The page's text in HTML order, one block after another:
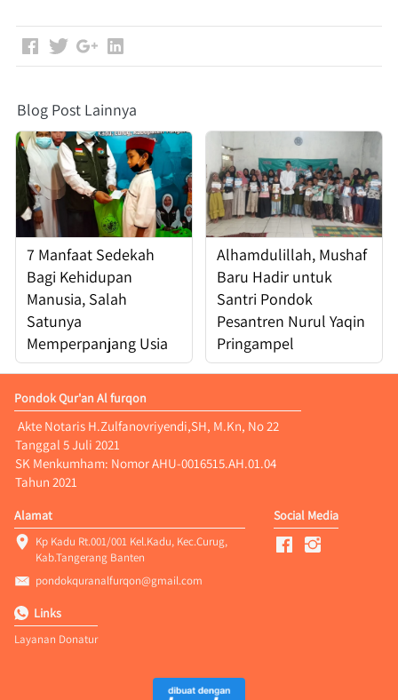
Blog Post Lainnya
7 Manfaat Sedekah
Bagi Kehidupan
Manusia, Salah
Satunya
Memperpanjang Usia
Alhamdulillah, Mushaf
Baru Hadir untuk
Santri Pondok
Pesantren Nurul Yaqin
Pringampel
Pondok Qur'an Al furqon
Tanggal 5 Juli 2021
SK Menkumham: Nomor AHU-0016515.AH.01.04
Tahun 2021
Alamat
Kp Kadu Rt.001/001 Kel.Kadu, Kec.Curug,
Kab.Tangerang Banten
pondokquranalfurqon@gmail.com
Social Media
Links
Layanan Donatur